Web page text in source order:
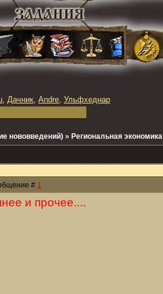
, Дачник, Andre, Ульфхеднар
нововведений) » Региональная экономика
# 1
и прочее....